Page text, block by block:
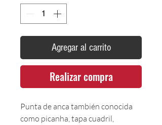
Agregar al carrito
Realizar compra
Punta de anca también conocida
como picanha, tapa cuadril,